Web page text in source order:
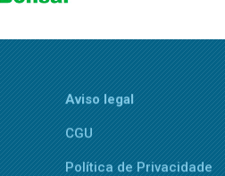
Aviso legal
CGU
Política de Privacidade